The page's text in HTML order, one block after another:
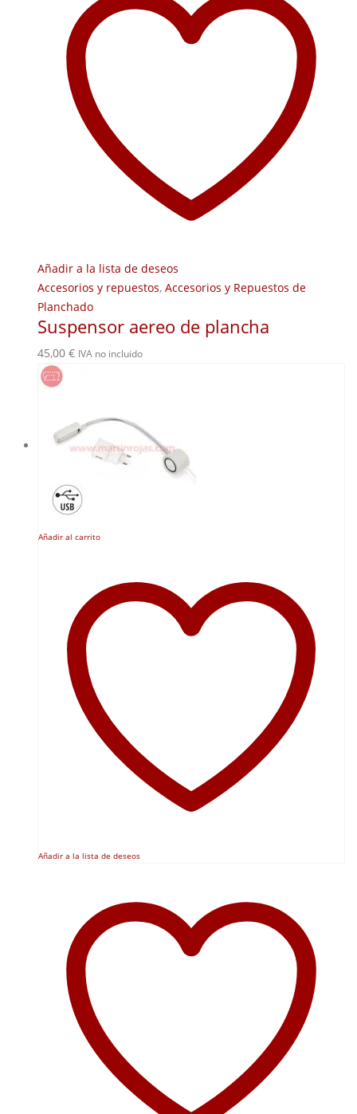
Añadir a la lista de deseos
Accesorios y repuestos, Accesorios y Repuestos de
Planchado
Suspensor aereo de plancha
45,00 € IVA no incluido
Añadir al carrito
Añadir a la lista de deseos